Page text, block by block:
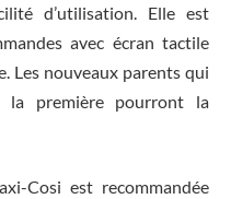
d’utilisation. Elle est
avec écran tactile
Les nouveaux parents qui
la première pourront la
Cosi est recommandée